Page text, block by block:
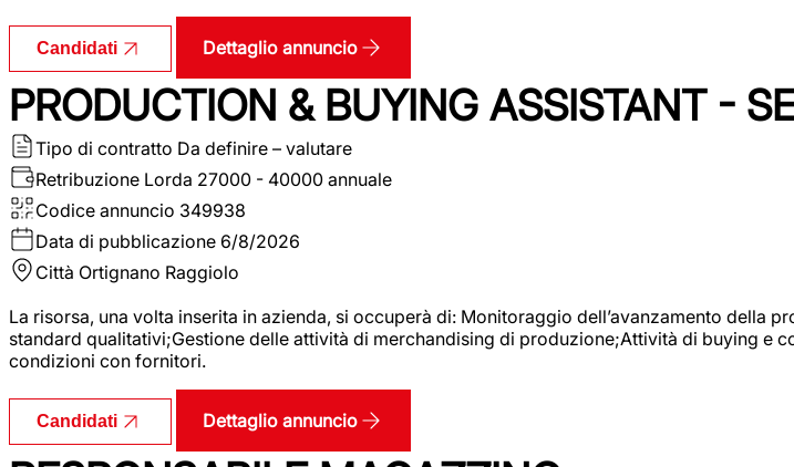
Candidati Dettaglio annuncio
PRODUCTION & BUYING ASSISTANT -
Tipo di contratto Da definire – valutare
Retribuzione Lorda 27000 - 40000 annuale
Codice annuncio 349938
Data di pubblicazione 6/8/2026
Città Ortignano Raggiolo
La risorsa, una volta inserita in azienda, si occuperà di: Monitoraggio dell’avanzamento
standard qualitativi;Gestione delle attività di merchandising di produzione;Attività di buying
condizioni con fornitori.
Candidati Dettaglio annuncio